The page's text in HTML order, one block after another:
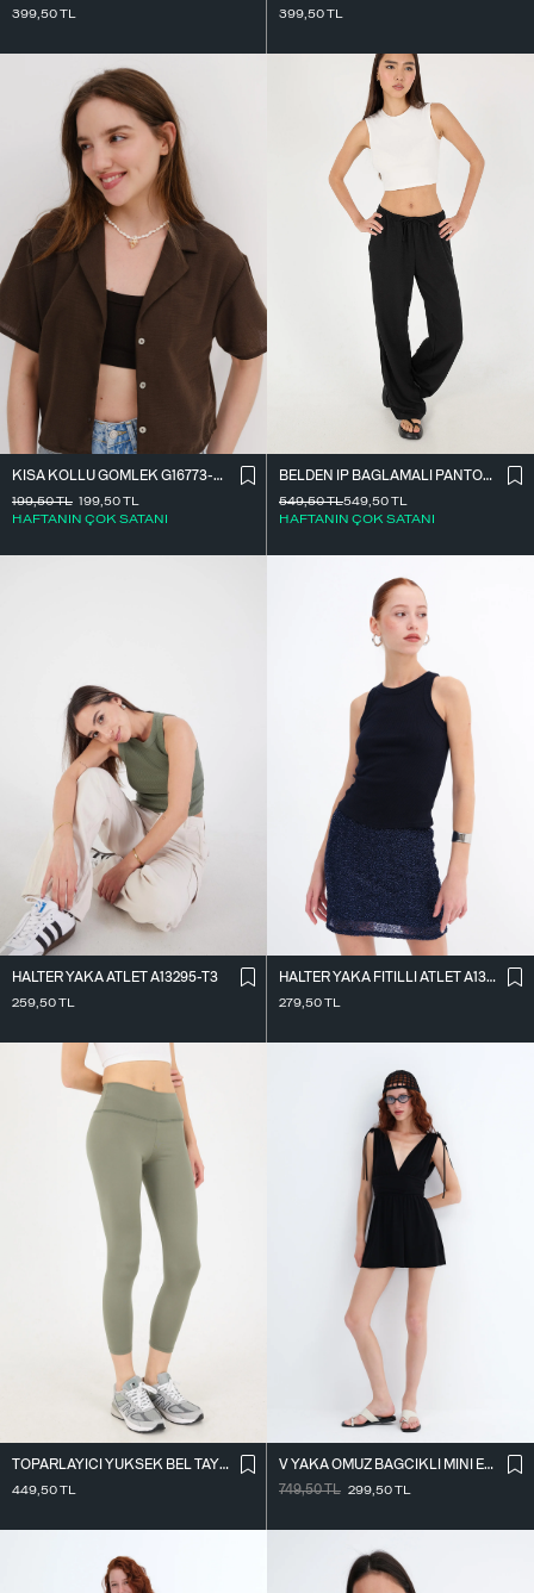
399,50TL 399,50TL
KISA KOLLU GÖMLEK G16773-Z8
199,50TL
HAFTANIN ÇOK SATANI
199,50TL
BELDEN İ̇P BAĞLAMALI PANTOLON PN16372-İ6
549,50TL
HAFTANIN ÇOK SATANI
549,50TL
HALTER YAKA ATLET A13295-T3
259,50TL
HALTER YAKA FITILLI ATLET A13294-L7
279,50TL
TOPARLAYICI YÜKSEK BEL TAYT TYT4000-R11
449,50TL
V YAKA OMUZ BAĞCIKLI MINI ELBISE E3394
749,50TL 299,50TL